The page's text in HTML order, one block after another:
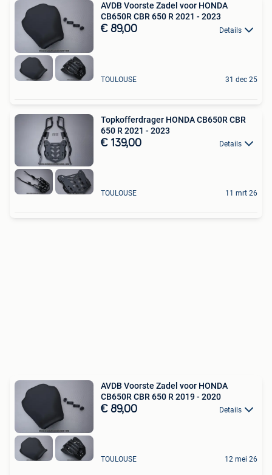
AVDB Voorste Zadel voor HONDA
CB650R CBR 650 R 2021 - 2023
€ 89,00 Details
TOULOUSE 31 dec 25
Topkofferdrager HONDA CB650R CBR
650 R 2021 - 2023
€ 139,00 Details
TOULOUSE 11 mrt 26
AVDB Voorste Zadel voor HONDA
CB650R CBR 650 R 2019 - 2020
€ 89,00 Details
TOULOUSE 12 mei 26